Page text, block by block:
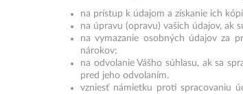
na prístup k údajom a získanie ich
na úpravu (opravu) vašich údajov, ak
na vymazanie osobných údajov za
nárokov;
na odvolanie Vášho súhlasu, ak sa
pred jeho odvolaním.
vzniesť námietku proti spracovaniu